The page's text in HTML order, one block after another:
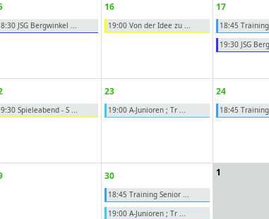
JSG Bergwinkel ...
16
19:00 Von der Idee zu ...
17
18:45
19:30 JSG
Spieleabend - S ...
23
19:00 A-Junioren ; Tr ...
24
18:45
30
18:45 Training Senior ...
19:00 A-Junioren ; Tr ...
1